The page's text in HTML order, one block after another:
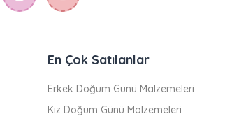
En Çok Satılanlar
Erkek Doğum Günü Malzemeleri
Kız Doğum Günü Malzemeleri